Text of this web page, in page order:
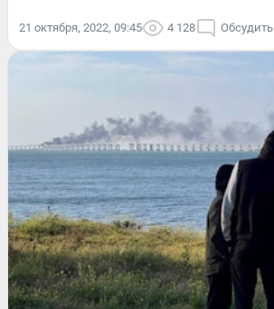
21 октября, 2022, 09:45 4 128 Обсудить